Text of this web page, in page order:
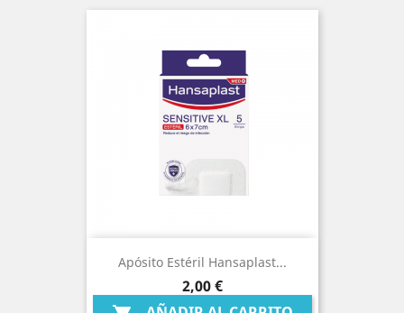
Apósito Estéril Hansaplast...
Precio
2,00 €